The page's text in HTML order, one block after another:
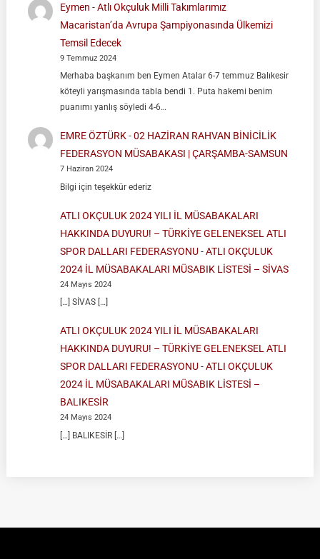
Eymen -Atlı Okçuluk Milli Takımlarımız
Macaristan’da Avrupa Şampiyonasında Ülkemizi
Temsil Edecek
9 Temmuz 2024
Merhaba başkanım ben Eymen Atalar 6-7 temmuz Balıkesir
köteyli yarışmasında tabla bendi 1. Puta hakemi benim
puanımı yanlış söyledi 4-6…
EMRE ÖZTÜRK-02 HAZİRAN RAHVAN BİNİCİLİK
FEDERASYON MÜSABAKASI | ÇARŞAMBA-SAMSUN
7 Haziran 2024
Bilgi için teşekkür ederiz
ATLI OKÇULUK 2024 YILI İL MÜSABAKALARI
HAKKINDA DUYURU! – TÜRKİYE GELENEKSEL ATLI
SPOR DALLARI FEDERASYONU-ATLI OKÇULUK
2024 İL MÜSABAKALARI MÜSABIK LİSTESİ – SİVAS
24 Mayıs 2024
[…] SİVAS […]
ATLI OKÇULUK 2024 YILI İL MÜSABAKALARI
HAKKINDA DUYURU! – TÜRKİYE GELENEKSEL ATLI
SPOR DALLARI FEDERASYONU-ATLI OKÇULUK
2024 İL MÜSABAKALARI MÜSABIK LİSTESİ –
BALIKESİR
24 Mayıs 2024
[…] BALIKESİR […]